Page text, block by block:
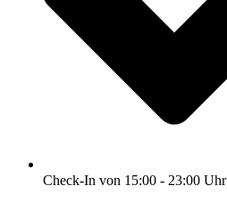
Check-In von 15:00 - 23:00 Uhr